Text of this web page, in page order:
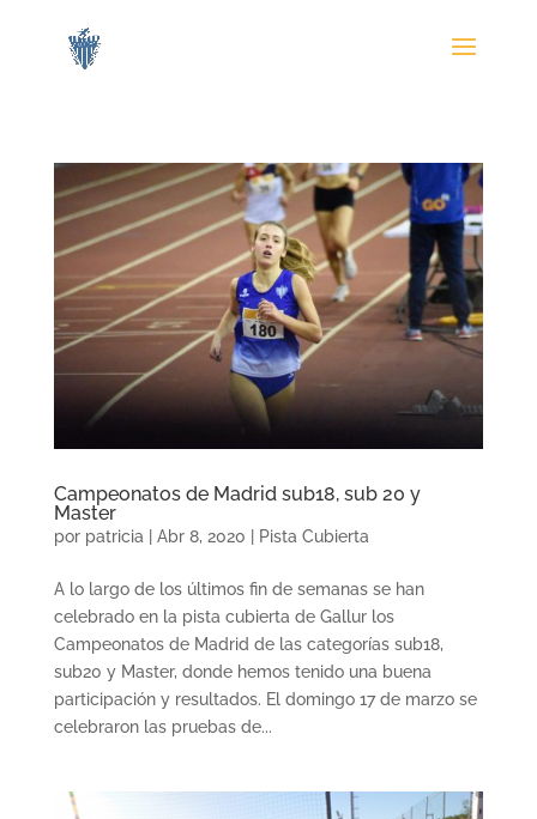
Campeonatos de Madrid sub18, sub 20 y
Master
por patricia Abr 8, 2020 Pista Cubierta
A lo largo de los últimos fin de semanas se han
celebrado en la pista cubierta de Gallur los
Campeonatos de Madrid de las categorías sub18,
sub20 y Master, donde hemos tenido una buena
participación y resultados. El domingo 17 de marzo se
celebraron las pruebas de...